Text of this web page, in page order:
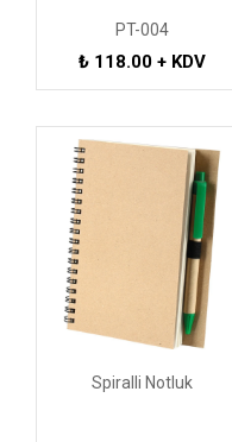
PT-004
₺ 118.00 + KDV
Spiralli Notluk